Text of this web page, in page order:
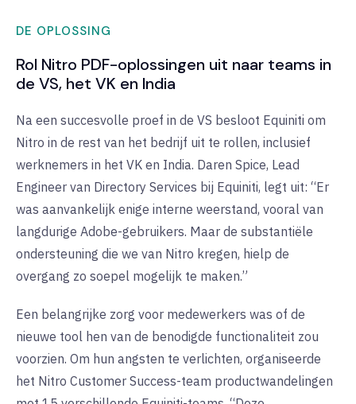
DE OPLOSSING
Rol Nitro PDF-oplossingen uit naar teams in
de VS, het VK en India
Na een succesvolle proef in de VS besloot Equiniti om
Nitro in de rest van het bedrijf uit te rollen, inclusief
werknemers in het VK en India. Daren Spice, Lead
Engineer van Directory Services bij Equiniti, legt uit: “Er
was aanvankelijk enige interne weerstand, vooral van
langdurige Adobe-gebruikers. Maar de substantiële
ondersteuning die we van Nitro kregen, hielp de
overgang zo soepel mogelijk te maken.”
Een belangrijke zorg voor medewerkers was of de
nieuwe tool hen van de benodigde functionaliteit zou
voorzien. Om hun angsten te verlichten, organiseerde
het Nitro Customer Success-team productwandelingen